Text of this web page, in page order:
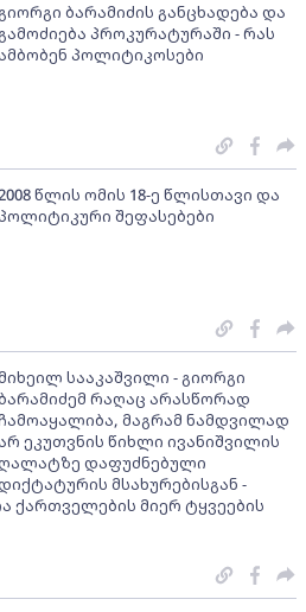
ბარამიძის განცხადება და
პროკურატურაში - რას
პოლიტიკოსები
წლის ომის 18-ე წლისთავი და
შეფასებები
სააკაშვილი - გიორგი
რაღაც არასწორად
მაგრამ ნამდვილად
ეკუთვნის წიხლი ივანიშვილის
დაფუძნებული
მსახურებისგან -
ქართველების მიერ ტყვეების